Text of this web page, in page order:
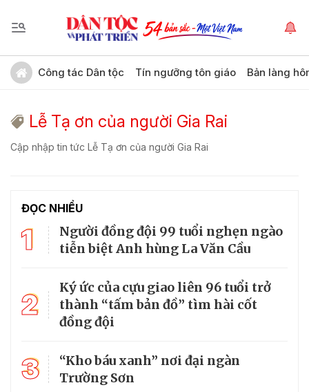
Công tác Dân tộc Tín ngưỡng tôn giáo Bản làng
Lễ Tạ ơn của người Gia Rai
Cập nhập tin tức Lễ Tạ ơn của người Gia Rai
ĐỌC NHIỀU
1
Người đồng đội 99 tuổi nghẹn ngào
tiễn biệt Anh hùng La Văn Cầu
2
Ký ức của cựu giao liên 96 tuổi trở
thành “tấm bản đồ” tìm hài cốt
đồng đội
3
“Kho báu xanh” nơi đại ngàn
Trường Sơn